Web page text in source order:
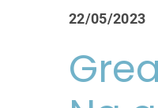
22/05/2023